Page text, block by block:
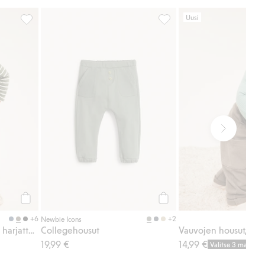
suosikkeihin
+6
Collegehousut, joissa on harjattu sisäpuoli
Newbie Icons +2
Collegehousut
19,99 €
Uusi
14,99 € Valitse 3 maksa 2